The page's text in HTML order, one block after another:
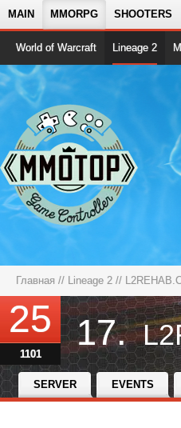
MAIN MMORPG SHOOTERS
World of Warcraft Lineage 2
Главная // Lineage 2 //
25
1101
17.
SERVER EVENTS